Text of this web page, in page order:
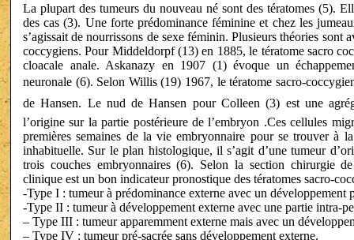
La plupart des tumeurs du nouveau né sont des tératomes (5).
des cas (3). Une forte prédominance féminine et chez les
s’agissait de nourrissons de sexe féminin. Plusieurs théories sont
coccygiens. Pour Middeldorpf (13) en 1885, le tératome sacro
cloacale anale. Askanazy en 1907 (1) évoque un
neuronale (6). Selon Willis (19) 1967, le tératome sacro-
de Hansen. Le nud de Hansen pour Colleen (3) est une
l’origine sur la partie postérieure de l’embryon .Ces cellules
premières semaines de la vie embryonnaire pour se trouver à
inhabituelle. Sur le plan histologique, il s’agit d’une tumeur
trois couches embryonnaires (6). Selon la section chirurgie
clinique est un bon indicateur pronostique des tératomes sacro-
-Type I : tumeur à prédominance externe avec un développement
-Type II : tumeur à développement externe avec une partie intra-
– Type III : tumeur apparemment externe mais avec un
– Type IV : tumeur pré-sacrée sans développement externe.